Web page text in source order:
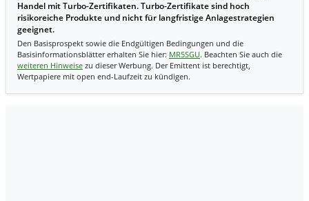
Handel mit Turbo-Zertifikaten. Turbo-Zertifikate sind hoch
risikoreiche Produkte und nicht für langfristige Anlagestrategien
geeignet.
Den Basisprospekt sowie die Endgültigen Bedingungen und die
Basisinformationsblätter erhalten Sie hier: MR5SGU. Beachten Sie auch die
weiteren Hinweise zu dieser Werbung. Der Emittent ist berechtigt,
Wertpapiere mit open end-Laufzeit zu kündigen.